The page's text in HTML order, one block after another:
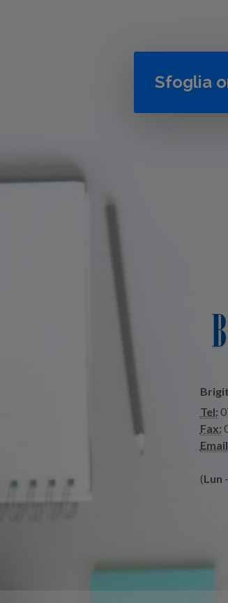
Sfoglia
Tel:
Fax:
(Lun -